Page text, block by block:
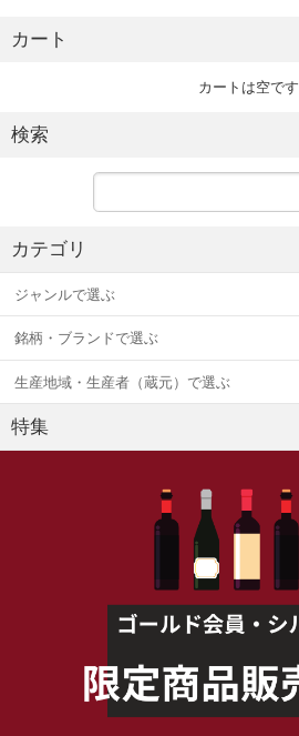
カート
カートは空です
検索
カテゴリ
ジャンルで選ぶ
銘柄・ブランドで選ぶ
生産地域・生産者（蔵元）で選ぶ
特集